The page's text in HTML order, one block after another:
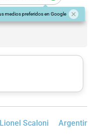
medios preferidos en Google
Lionel Scaloni Argentina